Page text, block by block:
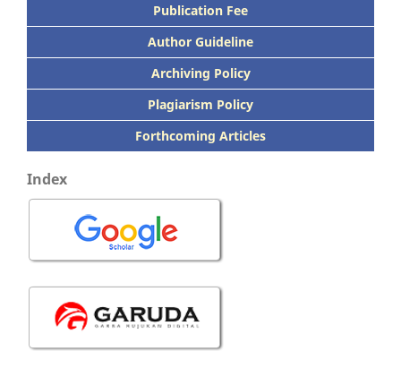
Publication Fee
Author Guideline
Archiving Policy
Plagiarism Policy
Forthcoming Articles
Index